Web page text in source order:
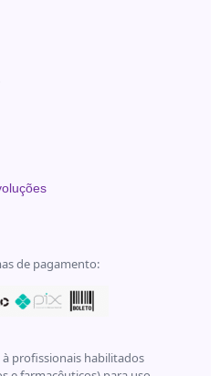
de pagamento:
profissionais habilitados